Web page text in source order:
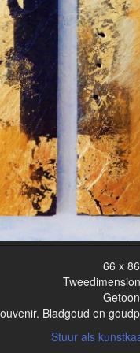
66 x
Bladgoud en
Stuur als